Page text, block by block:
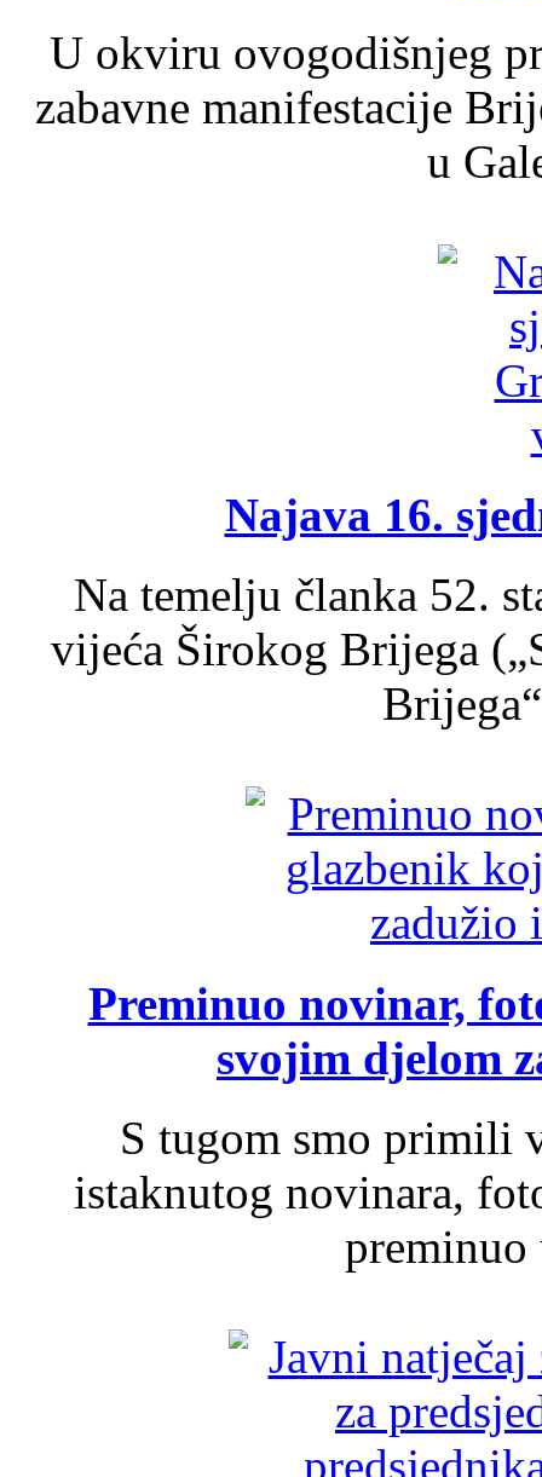
U okviru ovogodišnjeg
zabavne manifestacije
u
Najava 16.
Na temelju članka 52.
vijeća Širokog Brijega
Preminuo novinar,
svojim djelom
S tugom smo primili
istaknutog novinara,